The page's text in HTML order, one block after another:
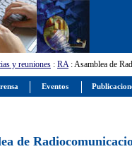
y reuniones : RA: Asamblea de
de
Eventos